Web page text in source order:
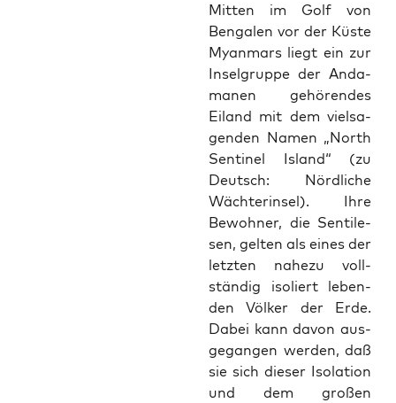
Mit­ten im Golf von
Ben­ga­len vor der Küs­te
Myan­mars liegt ein zur
Insel­grup­pe der Anda­
ma­nen gehö­ren­des
Eiland mit dem viel­sa­
gen­den Namen „North
Sen­ti­nel Island“ (zu
Deutsch: Nörd­li­che
Wäch­ter­in­sel). Ihre
Bewoh­ner, die Sen­ti­le­
sen, gel­ten als eines der
letz­ten nahe­zu voll­
stän­dig iso­liert leben­
den Völ­ker der Erde.
Dabei kann davon aus­
ge­gan­gen wer­den, daß
sie sich die­ser Iso­la­ti­on
und dem gro­ßen